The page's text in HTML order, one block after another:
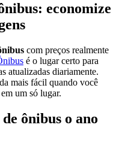
economize
com preços realmente
é o lugar certo para
atualizadas diariamente.
mais fácil quando você
um só lugar.
ônibus o ano